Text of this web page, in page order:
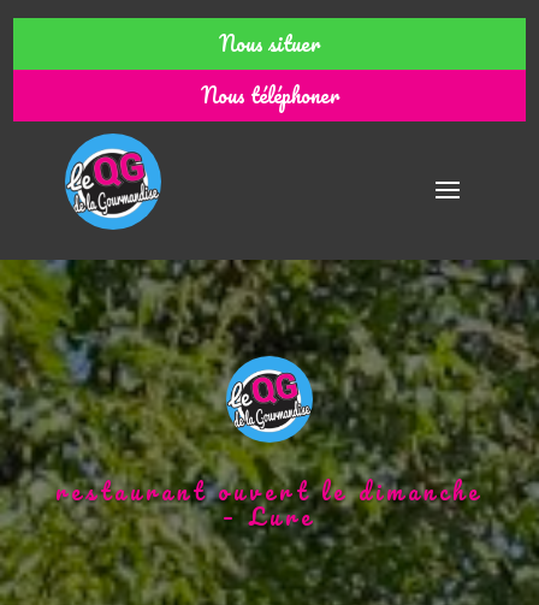
Nous situer
Nous téléphoner
restaurant ouvert le dimanche
– Lure